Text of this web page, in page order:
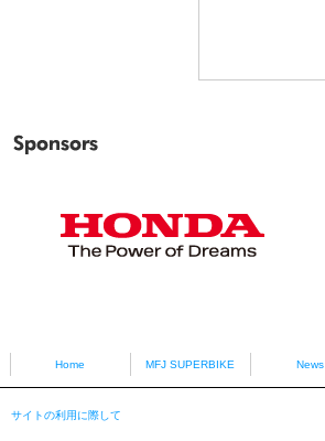
Home MFJ SUPERBIKE News
サイトの利用に際して